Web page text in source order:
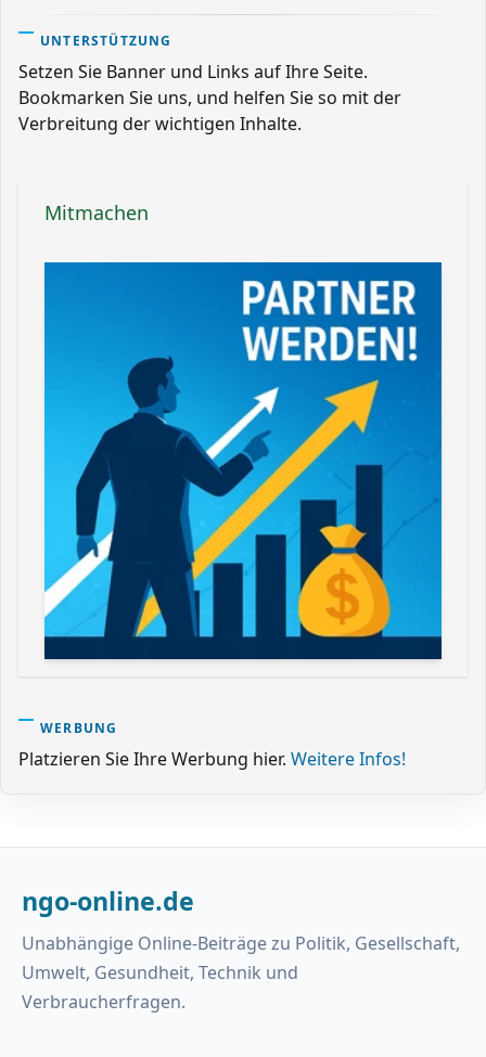
UNTERSTÜTZUNG
Setzen Sie Banner und Links auf Ihre Seite.
Bookmarken Sie uns, und helfen Sie so mit der
Verbreitung der wichtigen Inhalte.
Mitmachen
WERBUNG
Platzieren Sie Ihre Werbung hier. Weitere Infos!
ngo-online.de
Unabhängige Online-Beiträge zu Politik, Gesellschaft,
Umwelt, Gesundheit, Technik und
Verbraucherfragen.